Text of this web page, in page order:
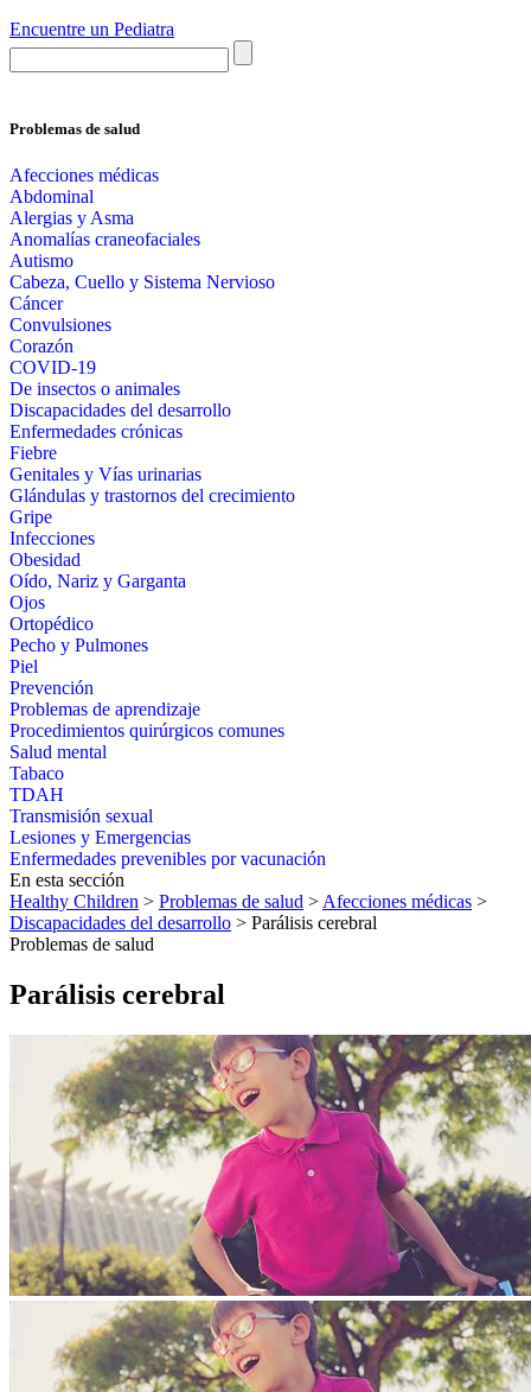
Encuentre un Pediatra
Problemas de salud
Afecciones médicas
Abdominal
Alergias y Asma
Anomalías craneofaciales
Autismo
Cabeza, Cuello y Sistema Nervioso
Cáncer
Convulsiones
Corazón
COVID-19
De insectos o animales
Discapacidades del desarrollo
Enfermedades crónicas
Fiebre
Genitales y Vías urinarias
Glándulas y trastornos del crecimiento
Gripe
Infecciones
Obesidad
Oído, Nariz y Garganta
Ojos
Ortopédico
Pecho y Pulmones
Piel
Prevención
Problemas de aprendizaje
Procedimientos quirúrgicos comunes
Salud mental
Tabaco
TDAH
Transmisión sexual
Lesiones y Emergencias
Enfermedades prevenibles por vacunación
En esta sección
Healthy Children > Problemas de salud > Afecciones médicas >
Discapacidades del desarrollo > Parálisis cerebral
Problemas de salud
Parálisis cerebral